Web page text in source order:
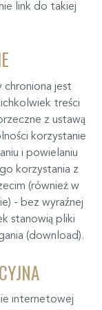
link do takiej
chroniona jest
treści
z ustawą
korzystanie
i powielaniu
korzystania z
(również w
- bez wyraźnej
stanowią pliki
(download).
internetowej